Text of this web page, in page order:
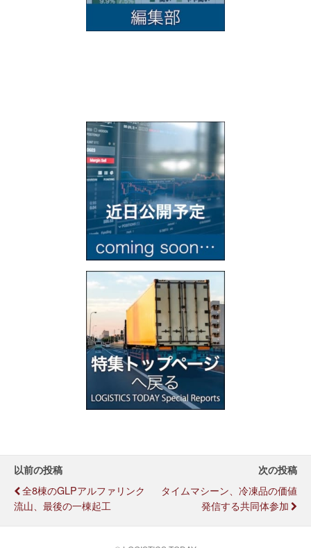
以前の投稿
全8棟のGLPアルファリンク
流山、最後の一棟起工
次の投稿
タイムマシーン、冷凍品の価値
発信する共同体参加